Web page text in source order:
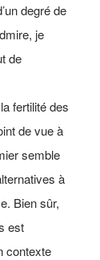
degré de
je
de
fertilité des
de vue à
semble
à
Bien sûr,
est
contexte